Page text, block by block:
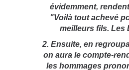
évidemment,
"Voilà tout achevé
meilleurs fils. Les
2. Ensuite, en
on aura le compte-
les hommages